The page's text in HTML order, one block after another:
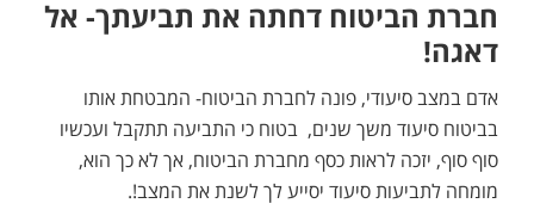
חברת הביטוח דחתה את תביעתך- אל
דאגה!
אדם במצב סיעודי, פונה לחברת הביטוח- המבטחת אותו
בביטוח סיעוד משך שנים, בטוח כי התביעה תתקבל ועכשיו
סוף סוף, יזכה לראות כסף מחברת הביטוח, אך לא כך הוא,
מומחה לתביעות סיעוד יסייע לך לשנת את המצב!.